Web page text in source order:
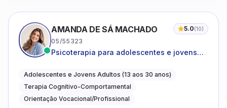
AMANDA DE SÁ MACHADO 5.0(10)
05/55323
Psicoterapia para adolescentes e jovens
autoestima, relações e orientação
profissional
Adolescentes e Jovens Adultos (13 aos 30 anos)
Terapia Cognitivo-Comportamental
Orientação Vocacional/Profissional